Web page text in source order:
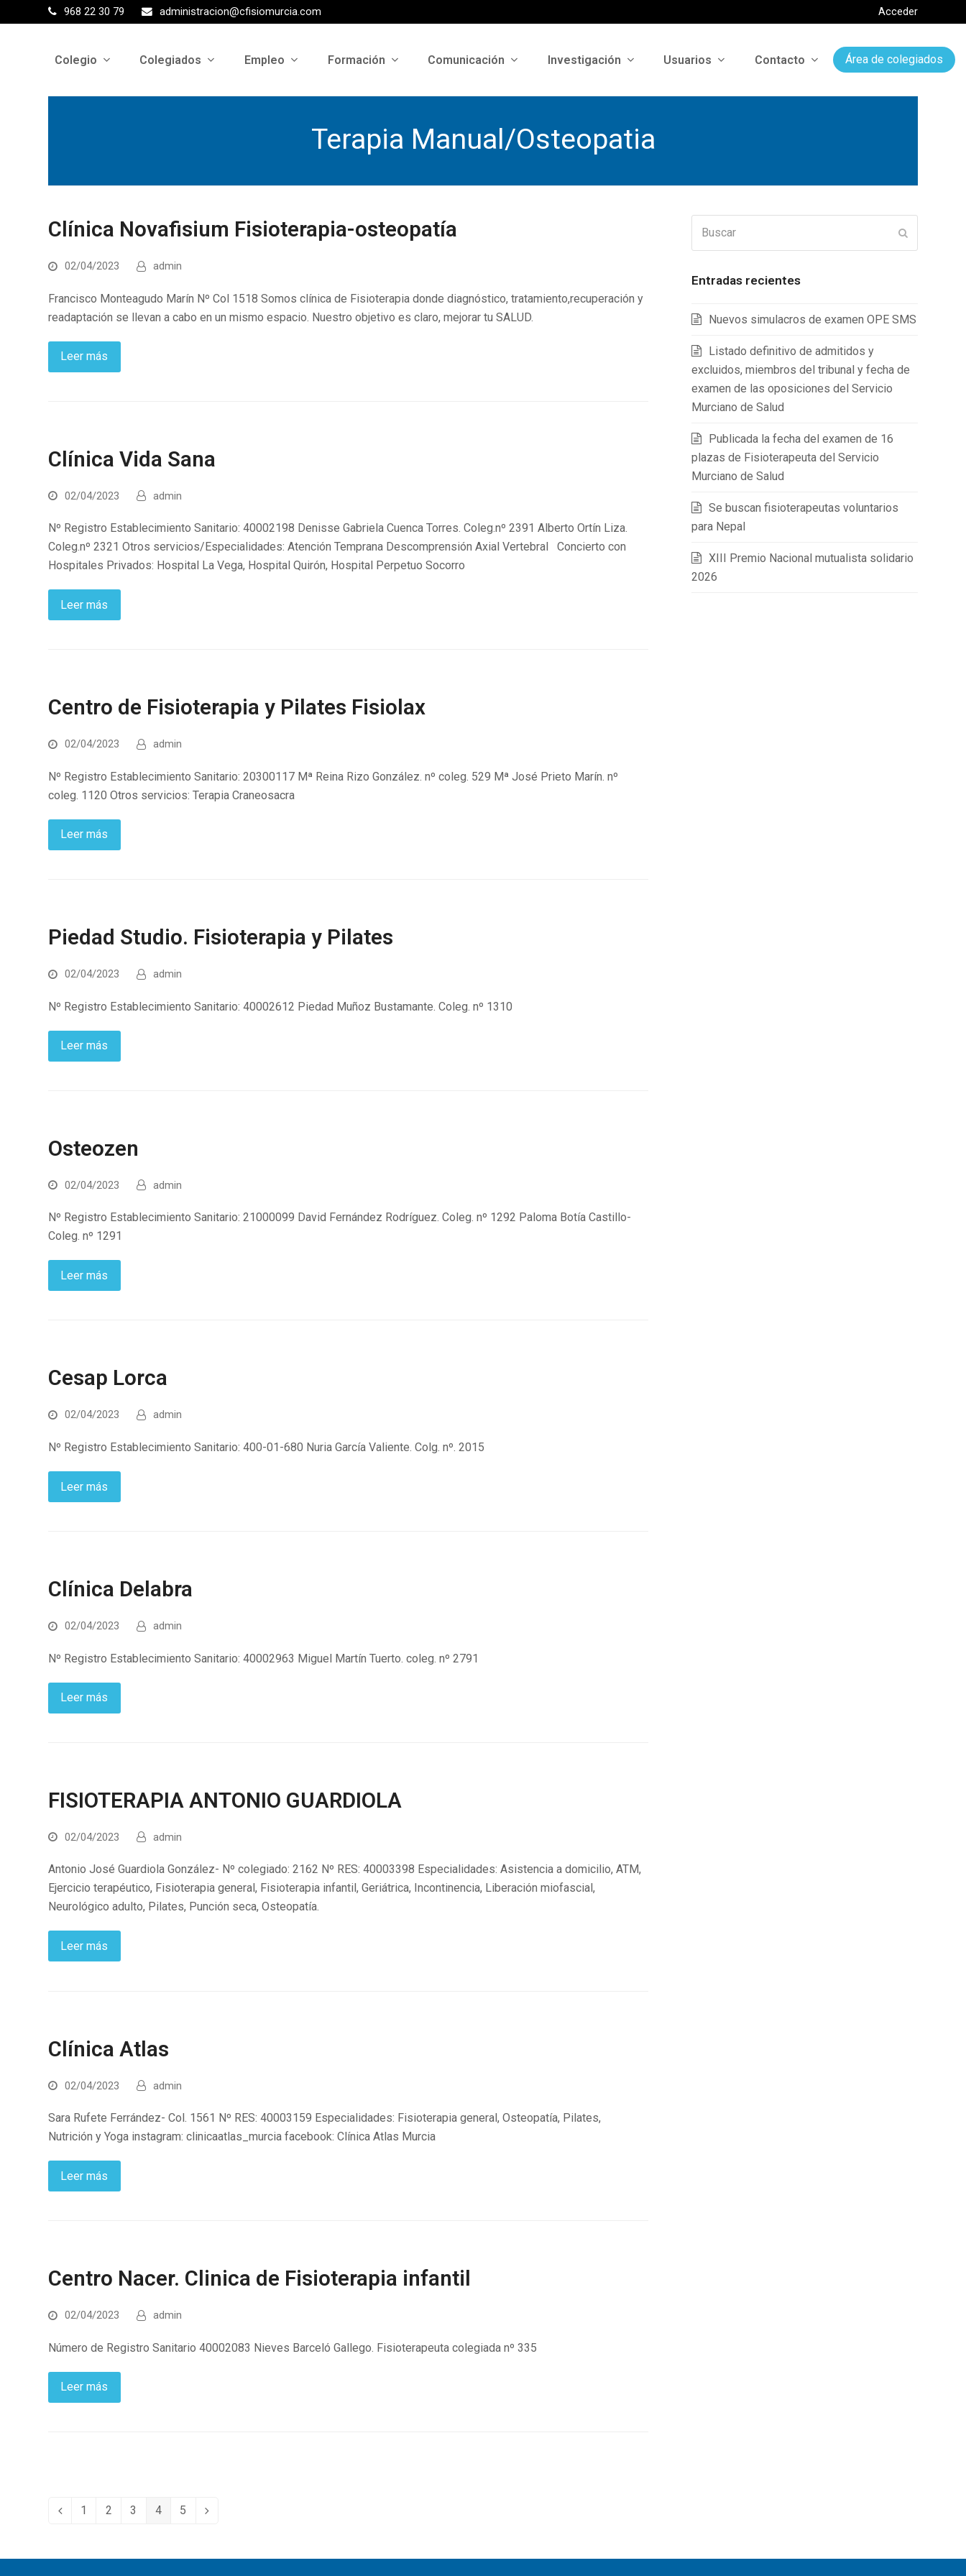
968 22 30 79 administracion@cfisiomurcia.com Acceder
Colegio Colegiados Empleo Formación Comunicación Investigación Usuarios Contacto Área de colegiados
Terapia Manual/Osteopatia
Clínica Novafisium Fisioterapia-osteopatía
02/04/2023 admin
Francisco Monteagudo Marín Nº Col 1518 Somos clínica de Fisioterapia donde diagnóstico, tratamiento,recuperación y
readaptación se llevan a cabo en un mismo espacio. Nuestro objetivo es claro, mejorar tu SALUD.
Leer más
Clínica Vida Sana
02/04/2023 admin
Nº Registro Establecimiento Sanitario: 40002198 Denisse Gabriela Cuenca Torres. Coleg.nº 2391 Alberto Ortín Liza.
Coleg.nº 2321 Otros servicios/Especialidades: Atención Temprana Descomprensión Axial Vertebral Concierto con
Hospitales Privados: Hospital La Vega, Hospital Quirón, Hospital Perpetuo Socorro
Leer más
Centro de Fisioterapia y Pilates Fisiolax
02/04/2023 admin
Nº Registro Establecimiento Sanitario: 20300117 Mª Reina Rizo González. nº coleg. 529 Mª José Prieto Marín. nº
coleg. 1120 Otros servicios: Terapia Craneosacra
Leer más
Piedad Studio. Fisioterapia y Pilates
02/04/2023 admin
Nº Registro Establecimiento Sanitario: 40002612 Piedad Muñoz Bustamante. Coleg. nº 1310
Leer más
Osteozen
02/04/2023 admin
Nº Registro Establecimiento Sanitario: 21000099 David Fernández Rodríguez. Coleg. nº 1292 Paloma Botía Castillo-
Coleg. nº 1291
Leer más
Cesap Lorca
02/04/2023 admin
Nº Registro Establecimiento Sanitario: 400-01-680 Nuria García Valiente. Colg. nº. 2015
Leer más
Clínica Delabra
02/04/2023 admin
Nº Registro Establecimiento Sanitario: 40002963 Miguel Martín Tuerto. coleg. nº 2791
Leer más
FISIOTERAPIA ANTONIO GUARDIOLA
02/04/2023 admin
Antonio José Guardiola González- Nº colegiado: 2162 Nº RES: 40003398 Especialidades: Asistencia a domicilio, ATM,
Ejercicio terapéutico, Fisioterapia general, Fisioterapia infantil, Geriátrica, Incontinencia, Liberación miofascial,
Neurológico adulto, Pilates, Punción seca, Osteopatía.
Leer más
Clínica Atlas
02/04/2023 admin
Sara Rufete Ferrández- Col. 1561 Nº RES: 40003159 Especialidades: Fisioterapia general, Osteopatía, Pilates,
Nutrición y Yoga instagram: clinicaatlas_murcia facebook: Clínica Atlas Murcia
Leer más
Centro Nacer. Clinica de Fisioterapia infantil
02/04/2023 admin
Número de Registro Sanitario 40002083 Nieves Barceló Gallego. Fisioterapeuta colegiada nº 335
Leer más
AnteriorPage
1 Page
2 Page
3 Page
4 Page
5 Siguiente
Entradas recientes
Nuevos simulacros de examen OPE SMS
Listado definitivo de admitidos y
excluidos, miembros del tribunal y fecha de
examen de las oposiciones del Servicio
Murciano de Salud
Publicada la fecha del examen de 16
plazas de Fisioterapeuta del Servicio
Murciano de Salud
Se buscan fisioterapeutas voluntarios
para Nepal
XIII Premio Nacional mutualista solidario
2026